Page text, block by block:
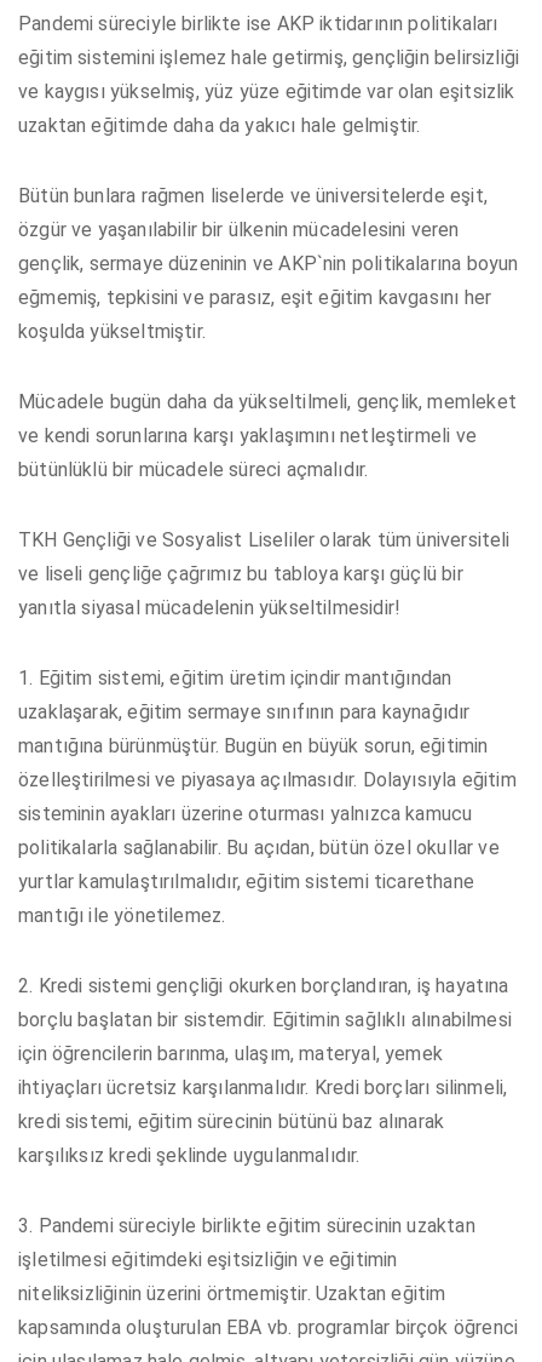
Pandemi süreciyle birlikte ise AKP iktidarının politikaları
eğitim sistemini işlemez hale getirmiş, gençliğin belirsizliği
ve kaygısı yükselmiş, yüz yüze eğitimde var olan eşitsizlik
uzaktan eğitimde daha da yakıcı hale gelmiştir.
Bütün bunlara rağmen liselerde ve üniversitelerde eşit,
özgür ve yaşanılabilir bir ülkenin mücadelesini veren
gençlik, sermaye düzeninin ve AKP`nin politikalarına boyun
eğmemiş, tepkisini ve parasız, eşit eğitim kavgasını her
koşulda yükseltmiştir.
Mücadele bugün daha da yükseltilmeli, gençlik, memleket
ve kendi sorunlarına karşı yaklaşımını netleştirmeli ve
bütünlüklü bir mücadele süreci açmalıdır.
TKH Gençliği ve Sosyalist Liseliler olarak tüm üniversiteli
ve liseli gençliğe çağrımız bu tabloya karşı güçlü bir
yanıtla siyasal mücadelenin yükseltilmesidir!
1. Eğitim sistemi, eğitim üretim içindir mantığından
uzaklaşarak, eğitim sermaye sınıfının para kaynağıdır
mantığına bürünmüştür. Bugün en büyük sorun, eğitimin
özelleştirilmesi ve piyasaya açılmasıdır. Dolayısıyla eğitim
sisteminin ayakları üzerine oturması yalnızca kamucu
politikalarla sağlanabilir. Bu açıdan, bütün özel okullar ve
yurtlar kamulaştırılmalıdır, eğitim sistemi ticarethane
mantığı ile yönetilemez.
2. Kredi sistemi gençliği okurken borçlandıran, iş hayatına
borçlu başlatan bir sistemdir. Eğitimin sağlıklı alınabilmesi
için öğrencilerin barınma, ulaşım, materyal, yemek
ihtiyaçları ücretsiz karşılanmalıdır. Kredi borçları silinmeli,
kredi sistemi, eğitim sürecinin bütünü baz alınarak
karşılıksız kredi şeklinde uygulanmalıdır.
3. Pandemi süreciyle birlikte eğitim sürecinin uzaktan
işletilmesi eğitimdeki eşitsizliğin ve eğitimin
niteliksizliğinin üzerini örtmemiştir. Uzaktan eğitim
kapsamında oluşturulan EBA vb. programlar birçok öğrenci